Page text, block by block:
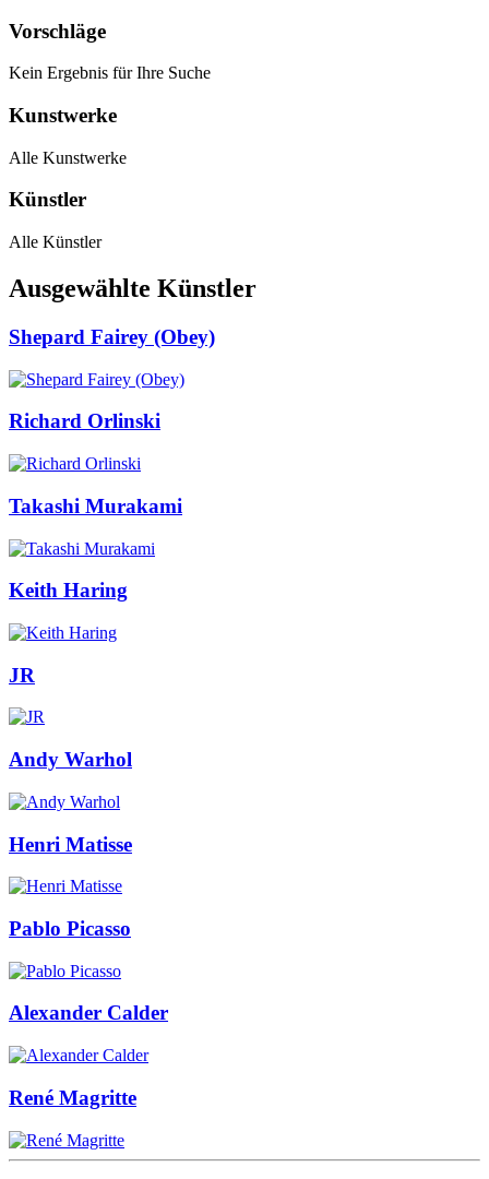
Vorschläge
Kein Ergebnis für Ihre Suche
Kunstwerke
Alle Kunstwerke
Künstler
Alle Künstler
Ausgewählte Künstler
Shepard Fairey (Obey)
Richard Orlinski
Takashi Murakami
Keith Haring
JR
Andy Warhol
Henri Matisse
Pablo Picasso
Alexander Calder
René Magritte